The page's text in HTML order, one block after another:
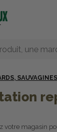
votre magasin